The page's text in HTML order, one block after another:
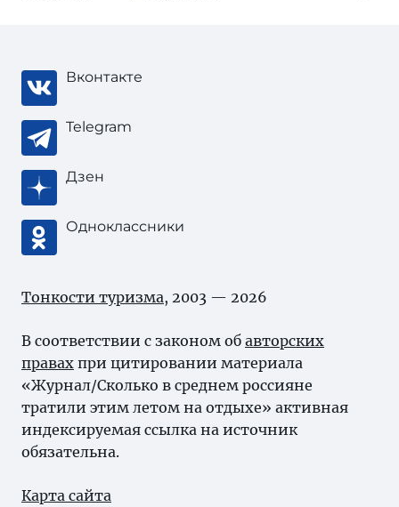
Вконтакте
Telegram
Дзен
Одноклассники
Тонкости туризма, 2003 — 2026
В соответствии с законом об авторских
правах при цитировании материала
«Журнал/Сколько в среднем россияне
тратили этим летом на отдыхе» активная
индексируемая ссылка на источник
обязательна.
Карта сайта